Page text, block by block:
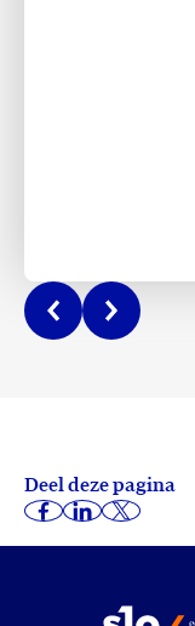
Deel deze pagina